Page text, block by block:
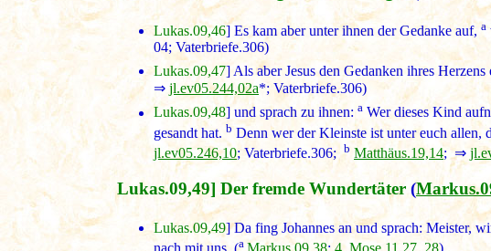
Lukas.09,46] Es kam aber unter ihnen der Gedanke auf, a
04; Vaterbriefe.306)
Lukas.09,47] Als aber Jesus den Gedanken ihres Herzens
⇒ jl.ev05.244,02a*; Vaterbriefe.306)
Lukas.09,48] und sprach zu ihnen: a Wer dieses Kind
gesandt hat. b Denn wer der Kleinste ist unter euch allen,
jl.ev05.246,10; Vaterbriefe.306;b Matthäus.19,14; ⇒
Lukas.09,49] Der fremde Wundertäter (
Lukas.09,49] Da fing Johannes an und sprach: Meister,
a